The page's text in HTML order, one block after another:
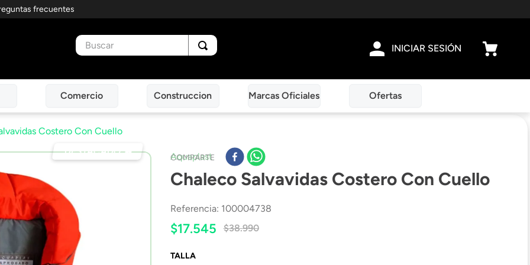
frecuentes
Buscar
INICIAR SESIÓN
Comercio Construccion Marcas Oficiales Ofertas
Costero Con Cuello
DESTACADO 🔥
COMPARTE
Aquaplast
Chaleco Salvavidas Costero Con Cuello
Referencia: 100004738
$17.545 $38.990
TALLA